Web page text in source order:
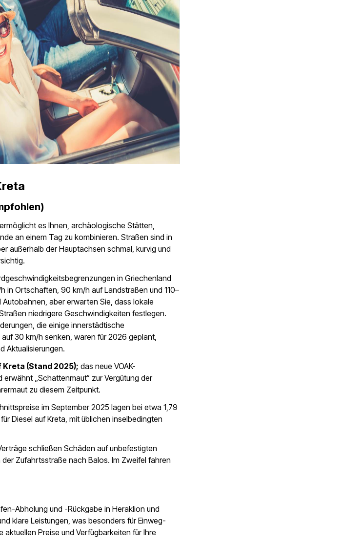
es Ihnen, archäologische Stätten,
an einem Tag zu kombinieren. Straßen sind in
außerhalb der Hauptachsen schmal, kurvig und
in Griechenland
in Ortschaften, 90 km/h auf Landstraßen und 110–
aber erwarten Sie, dass lokale
niedrigere Geschwindigkeiten festlegen.
die einige innerstädtische
30 km/h senken, waren für 2026 geplant,
Aktualisierungen.
(Stand 2025); das neue VOAK-
„Schattenmaut“ zur Vergütung der
zu diesem Zeitpunkt.
im September 2025 lagen bei etwa 1,79
Diesel auf Kreta, mit üblichen inselbedingten
schließen Schäden auf unbefestigten
Zufahrtsstraße nach Balos. Im Zweifel fahren
Abholung und -Rückgabe in Heraklion und
klare Leistungen, was besonders für Einweg-
aktuellen Preise und Verfügbarkeiten für Ihre